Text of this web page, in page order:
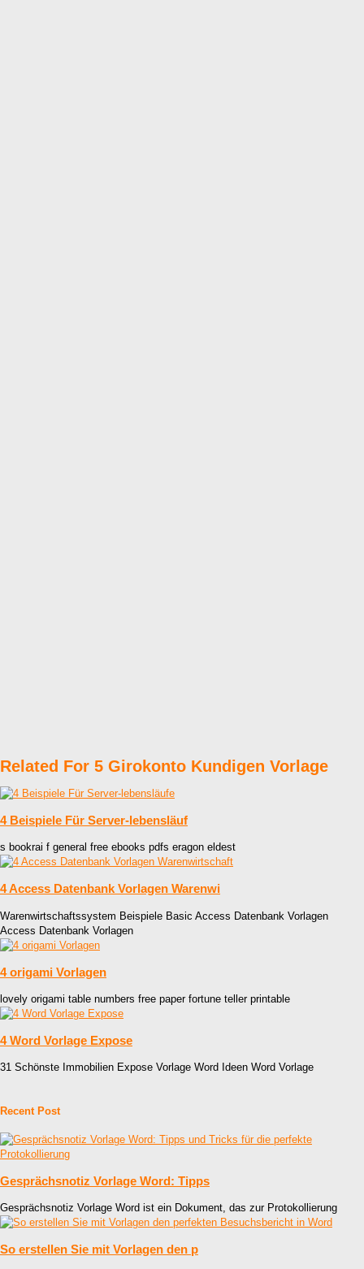
Related For 5 Girokonto Kundigen Vorlage
4 Beispiele Für Server-lebensläuf
s bookrai f general free ebooks pdfs eragon eldest
4 Access Datenbank Vorlagen Warenwi
Warenwirtschaftssystem Beispiele Basic Access Datenbank Vorlagen
Access Datenbank Vorlagen
4 origami Vorlagen
lovely origami table numbers free paper fortune teller printable
4 Word Vorlage Expose
31 Schönste Immobilien Expose Vorlage Word Ideen Word Vorlage
Recent Post
Gesprächsnotiz Vorlage Word: Tipps
Gesprächsnotiz Vorlage Word ist ein Dokument, das zur Protokollierung
So erstellen Sie mit Vorlagen den p